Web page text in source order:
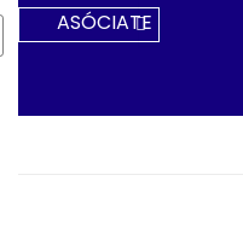
Ir
Al
ASÓCIATE